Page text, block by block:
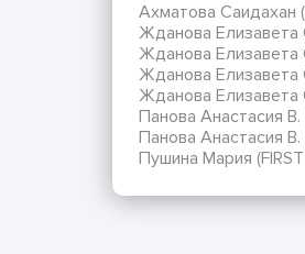
Ахматова Саидахан
Жданова Елизавета
Жданова Елизавета
Жданова Елизавета
Жданова Елизавета
Панова Анастасия
Панова Анастасия
Пушина Мария (FIRST